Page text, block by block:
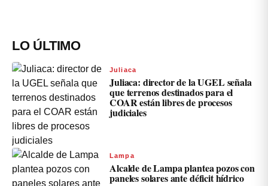
LO ÚLTIMO
Juliaca
Juliaca: director de la UGEL señala
que terrenos destinados para el
COAR están libres de procesos
judiciales
Lampa
Alcalde de Lampa plantea pozos con
paneles solares ante déficit hídrico